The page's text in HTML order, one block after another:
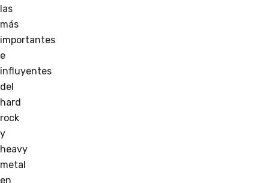
las
más
importantes
e
influyentes
del
hard
rock
y
heavy
metal
en